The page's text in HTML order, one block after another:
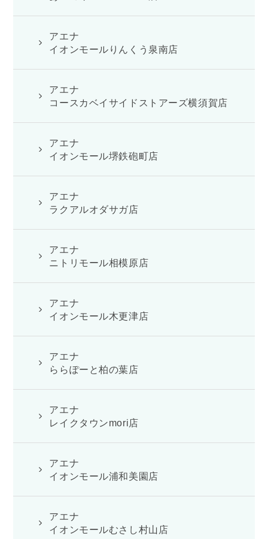
アエナ
イオンモールりんくう泉南店
アエナ
コースカベイサイドストアーズ横須賀店
アエナ
イオンモール堺鉄砲町店
アエナ
ラクアルオダサガ店
アエナ
ニトリモール相模原店
アエナ
イオンモール木更津店
アエナ
ららぽーと柏の葉店
アエナ
レイクタウンmori店
アエナ
イオンモール浦和美園店
アエナ
イオンモールむさし村山店